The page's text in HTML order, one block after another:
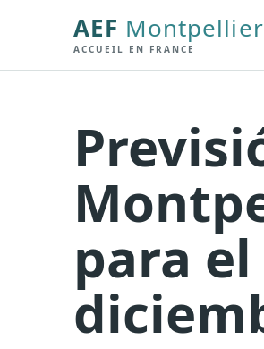
AEF Montpellier
ACCUEIL EN FRANCE
para